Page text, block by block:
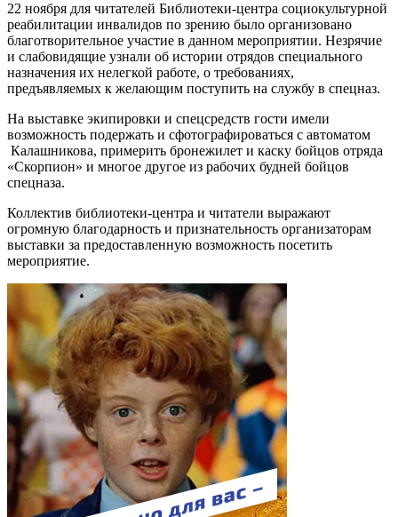
22 ноября для читателей Библиотеки-центра социокультурной
реабилитации инвалидов по зрению было организовано
благотворительное участие в данном мероприятии. Незрячие
и слабовидящие узнали об истории отрядов специального
назначения их нелегкой работе, о требованиях,
предъявляемых к желающим поступить на службу в спецназ.
На выставке экипировки и спецсредств гости имели
возможность подержать и сфотографироваться с автоматом
Калашникова, примерить бронежилет и каску бойцов отряда
«Скорпион» и многое другое из рабочих будней бойцов
спецназа.
Коллектив библиотеки-центра и читатели выражают
огромную благодарность и признательность организаторам
выставки за предоставленную возможность посетить
мероприятие.